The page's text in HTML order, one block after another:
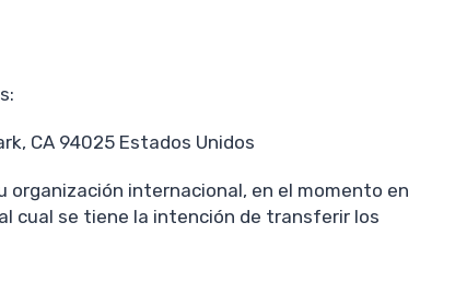
CA 94025 Estados Unidos
internacional, en el momento en
cual se tiene la intención de transferir los